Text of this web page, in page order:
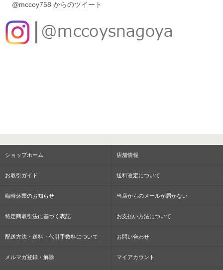
@mccoy758 からのツイート
ショップホーム 店舗情報
お取引ガイド 送料改定について
臨時休業のお知らせ 当店からのメールが届かない
特定商取引法に基づく表記 お支払い方法について
配送方法・送料・代引手数料について お問い合わせ
メルマガ登録・解除 マイアカウント